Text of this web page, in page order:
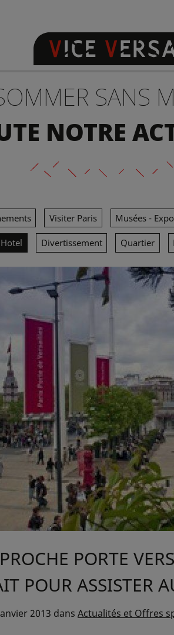
SANS
NOTRE
Visiter Paris Musées -
Divertissement Quartier
PORTE
POUR ASSISTER
2013 dans Actualités et Offres